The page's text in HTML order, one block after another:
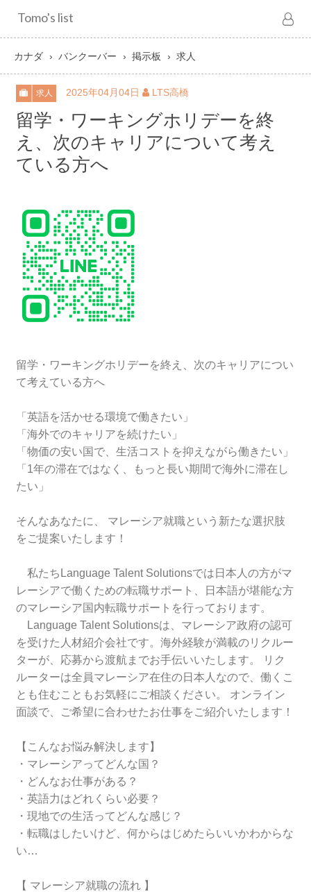
Tomo's list
カナダ バンクーバー 掲示板 求人
求人 2025年04月04日 LTS高橋
留学・ワーキングホリデーを終
え、次のキャリアについて考え
ている方へ
留学・ワーキングホリデーを終え、次のキャリアについ
て考えている方へ
「英語を活かせる環境で働きたい」
「海外でのキャリアを続けたい」
「物価の安い国で、生活コストを抑えながら働きたい」
「1年の滞在ではなく、もっと長い期間で海外に滞在し
たい」
そんなあなたに、 マレーシア就職という新たな選択肢
をご提案いたします！
私たちLanguage Talent Solutionsでは日本人の方がマ
レーシアで働くための転職サポート、日本語が堪能な方
のマレーシア国内転職サポートを行っております。
Language Talent Solutionsは、マレーシア政府の認可
を受けた人材紹介会社です。海外経験が満載のリクルー
ターが、応募から渡航までお手伝いいたします。 リク
ルーターは全員マレーシア在住の日本人なので、働くこ
とも住むこともお気軽にご相談ください。 オンライン
面談で、ご希望に合わせたお仕事をご紹介いたします！
【こんなお悩み解決します】
・マレーシアってどんな国？
・どんなお仕事がある？
・英語力はどれくらい必要？
・現地での生活ってどんな感じ？
・転職はしたいけど、何からはじめたらいいかわからな
い…
【 マレーシア就職の流れ 】